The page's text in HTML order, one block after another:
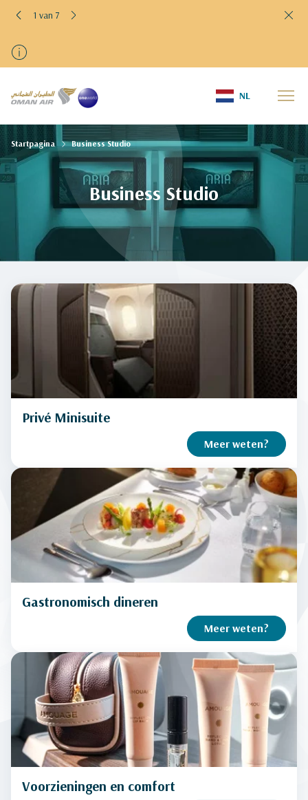
1 van 7
NL
Business Studio
Startpagina Business Studio
Privé Minisuite
Meer weten?
Gastronomisch dineren
Meer weten?
Voorzieningen en comfort